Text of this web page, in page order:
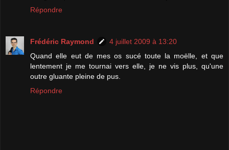
Répondre
Frédéric Raymond
4 juillet 2009 à 13:20
Quand elle eut de mes os sucé toute la moëlle, et que
lentement je me tournai vers elle, je ne vis plus, qu'une
outre gluante pleine de pus.
Répondre